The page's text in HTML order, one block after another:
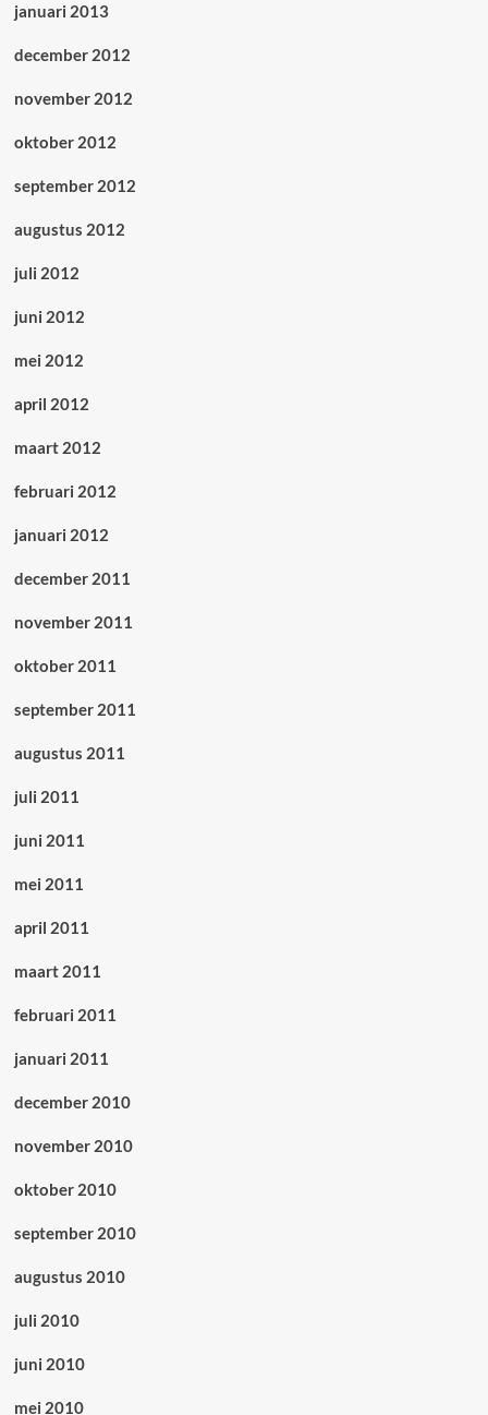
januari 2013
december 2012
november 2012
oktober 2012
september 2012
augustus 2012
juli 2012
juni 2012
mei 2012
april 2012
maart 2012
februari 2012
januari 2012
december 2011
november 2011
oktober 2011
september 2011
augustus 2011
juli 2011
juni 2011
mei 2011
april 2011
maart 2011
februari 2011
januari 2011
december 2010
november 2010
oktober 2010
september 2010
augustus 2010
juli 2010
juni 2010
mei 2010